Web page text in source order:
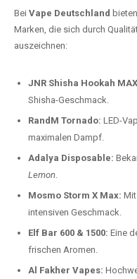
Bei Vape Deutschland
Marken, die sich durch
auszeichnen:
JNR Shisha Hookah
Shisha-Geschmack.
RandM Tornado: LED-
maximalen Dampf.
Adalya Disposable:
Lemon.
Mosmo Storm X Max:
intensiven Geschmack.
Elf Bar 600 & 1500: Eine
frischen Aromen.
Al Fakher Vapes: